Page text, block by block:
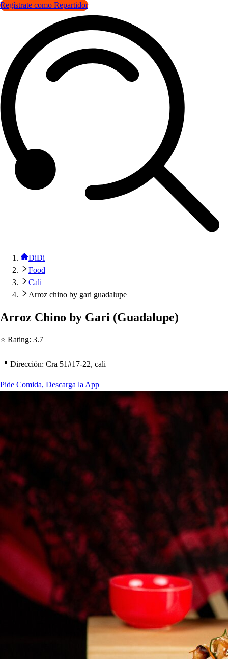
Regístrate como Repartidor
DiDi
Food
Cali
Arroz chino by gari guadalupe
Arroz Chino by Gari (Guadalupe)
⭐ Rating: 3.7
📍 Dirección: Cra 51#17-22, cali
Pide Comida, Descarga la App